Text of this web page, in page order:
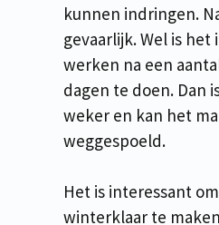
kunnen indringen.
gevaarlijk. Wel is
werken na een
dagen te doen. Dan
weker en kan het
weggespoeld.
Het is interessant
winterklaar te